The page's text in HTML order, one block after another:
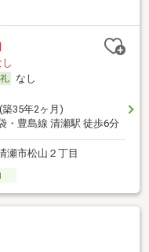
なし
築35年2ヶ月)
・豊島線 清瀬駅 徒歩6分
瀬市松山２丁目